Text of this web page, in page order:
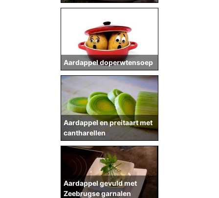
Aardappel doperwtensoep
Aardappel en preitaart met
cantharellen
Aardappel gevuld met
Zeebrugse garnalen